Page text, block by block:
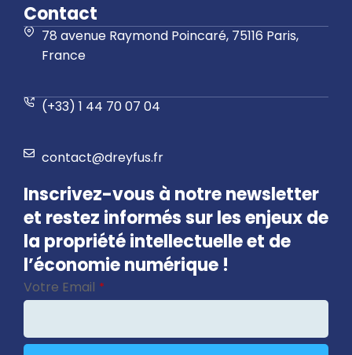
Contact
78 avenue Raymond Poincaré, 75116 Paris,
France
(+33) 1 44 70 07 04
contact@dreyfus.fr
Inscrivez-vous à notre newsletter
et restez informés sur les enjeux de
la propriété intellectuelle et de
l’économie numérique !
Votre Email *